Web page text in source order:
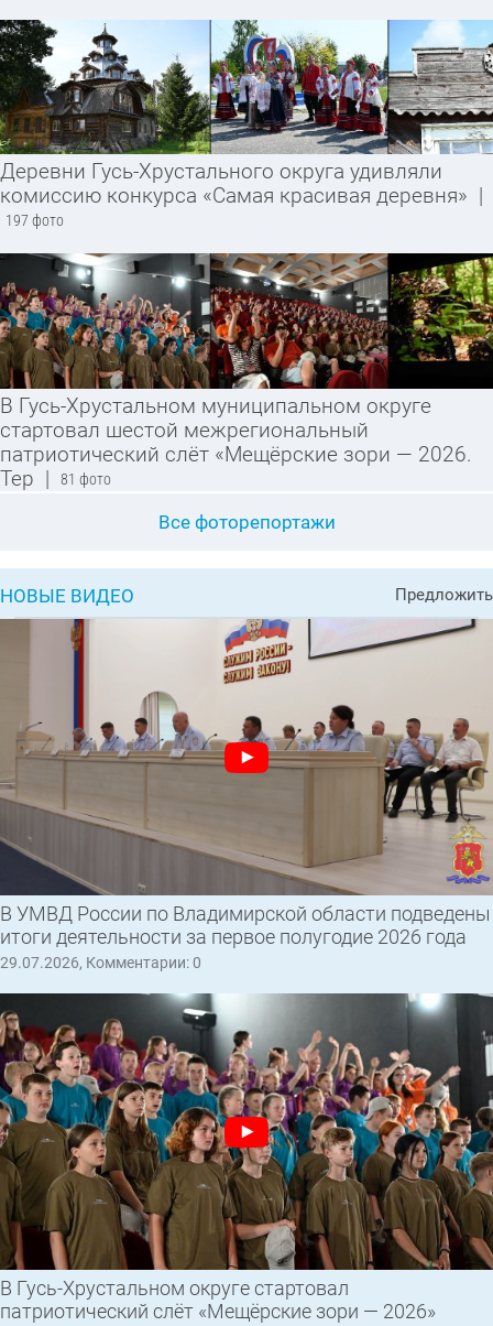
Деревни Гусь-Хрустального округа удивляли
комиссию конкурса «Самая красивая деревня» |
197 фото
В Гусь-Хрустальном муниципальном округе
стартовал шестой межрегиональный
патриотический слёт «Мещёрские зори — 2026.
Тер | 81 фото
Все фоторепортажи
НОВЫЕ ВИДЕО Предложить
В УМВД России по Владимирской области подведены
итоги деятельности за первое полугодие 2026 года
29.07.2026, Комментарии: 0
В Гусь-Хрустальном округе стартовал
патриотический слёт «Мещёрские зори — 2026»